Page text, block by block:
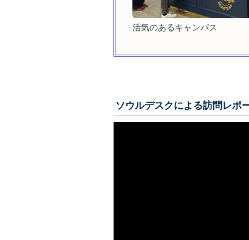
活気のあるキャンパス
ソウルデスクによる訪問レポ